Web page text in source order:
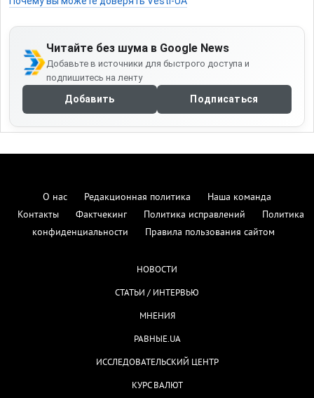
Читайте без шума в Google News
Добавьте в источники для быстрого доступа и
подпишитесь на ленту
Добавить Подписаться
О нас Редакционная политика
Наша команда
Контакты
Фактчекинг Политика исправлений
Политика
конфиденциальности
Правила пользования сайтом
НОВОСТИ
СТАТЬИ / ИНТЕРВЬЮ
МНЕНИЯ
РАВНЫЕ.UA
ИССЛЕДОВАТЕЛЬСКИЙ ЦЕНТР
КУРС ВАЛЮТ